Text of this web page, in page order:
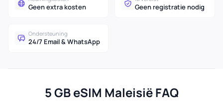
Geen extra kosten Geen registratie nodig
Ondersteuning
24/7 Email & WhatsApp
5 GB eSIM Maleisië FAQ